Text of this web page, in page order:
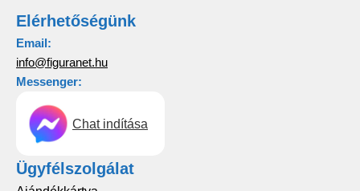
Elérhetőségünk
Email:
info@figuranet.hu
Messenger:
Chat indítása
Ügyfélszolgálat